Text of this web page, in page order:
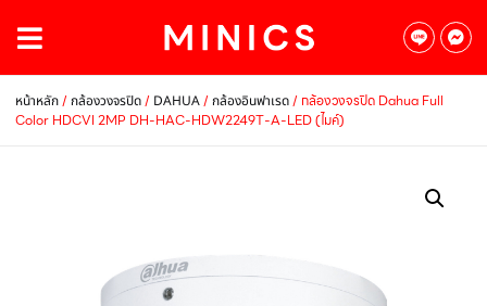
หน้าหลัก/กล้องวงจรปิด/ DAHUA/กล้องอินฟาเรด/ กล้องวงจรปิด Dahua Full
Color HDCVI 2MP DH-HAC-HDW2249T-A-LED (ไมค์)